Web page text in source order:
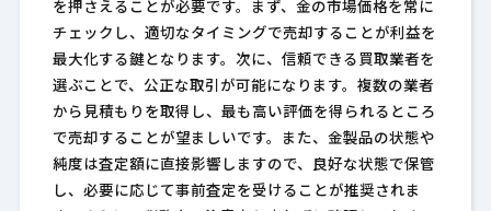
を押さえることが必要です。まず、金の市場価格を常に
チェックし、適切なタイミングで売却することが利益を
最大化する鍵となります。次に、信頼できる買取業者を
選ぶことで、公正な取引が可能になります。複数の業者
から見積もりを取得し、最も高い評価を得られるところ
で売却することが望ましいです。また、金製品の状態や
純度は査定額に直接影響しますので、良好な状態で保管
し、必要に応じて事前査定を受けることが推奨されま